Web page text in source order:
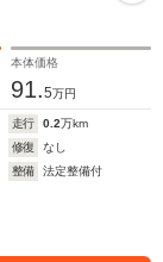
本体価格
91.5万円
走行 0.2万km
修復
なし
整備
法定整備付